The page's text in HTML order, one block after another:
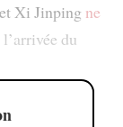
Xi Jinping ne
du